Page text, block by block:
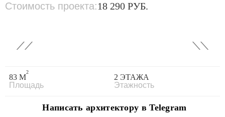
Стоимость проекта:18 290 РУБ.
‹ ›
83 М
2
Площадь
2 ЭТАЖА
Этажность
Написать архитектору в Telegram